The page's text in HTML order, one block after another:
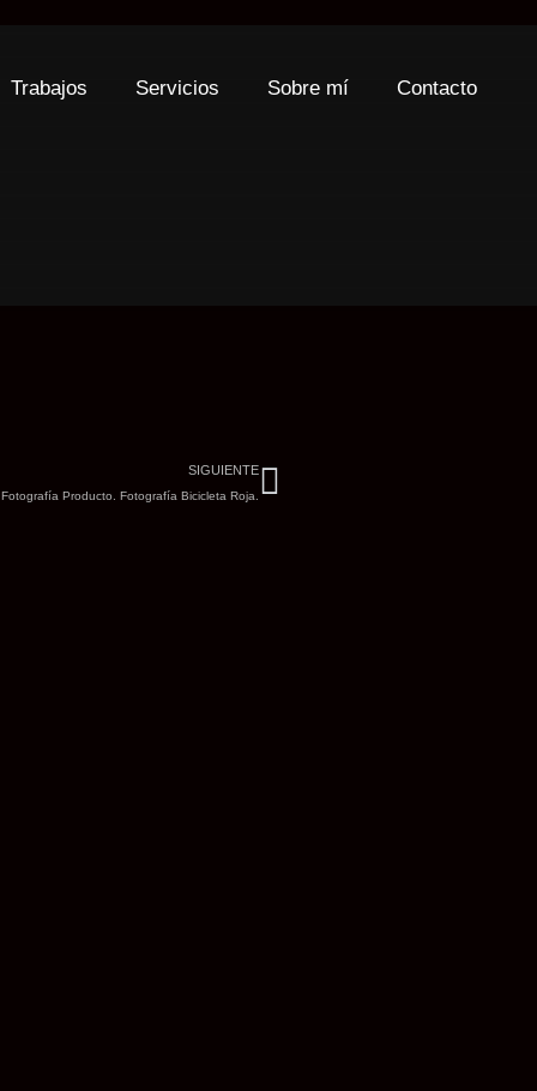
Trabajos Servicios Sobre mí Contacto
SIGUIENTE
Fotografía Producto. Fotografía Bicicleta Roja.
Siguiente